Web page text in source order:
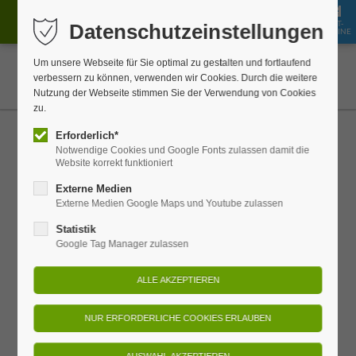
Datenschutzeinstellungen
Um unsere Webseite für Sie optimal zu gestalten und fortlaufend
verbessern zu können, verwenden wir Cookies. Durch die weitere
Nutzung der Webseite stimmen Sie der Verwendung von Cookies
zu.
Erforderlich*
Notwendige Cookies und Google Fonts zulassen damit die
Website korrekt funktioniert
Externe Medien
Externe Medien Google Maps und Youtube zulassen
Statistik
Google Tag Manager zulassen
JOBS BUCHEN
GUT-
SCHEINE
Fragen und Antworten
Die häufigsten Fragen unserer Gäste -
schnell und einfach erklärt
Refugium Schmilka?
Das Bio- und Nationalpark Refugium Schmilka ist
ein Urlaubs- und Freizeitrefugium, welches sich fast